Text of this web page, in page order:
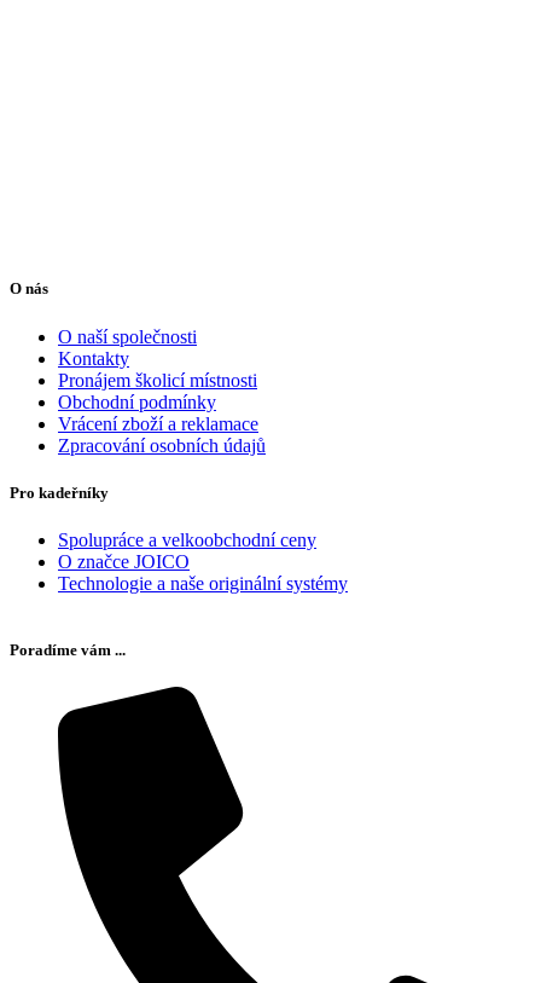
O nás
O naší společnosti
Kontakty
Pronájem školicí místnosti
Obchodní podmínky
Vrácení zboží a reklamace
Zpracování osobních údajů
Pro kadeřníky
Spolupráce a velkoobchodní ceny
O značce JOICO
Technologie a naše originální systémy
Poradíme vám ...